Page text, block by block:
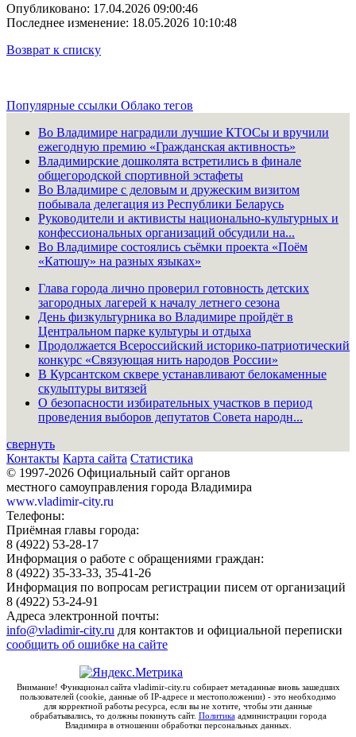
Опубликовано: 17.04.2026 09:00:46
Последнее изменение: 18.05.2026 10:10:48
Возврат к списку
Популярные ссылки Облако тегов
Во Владимире наградили лучшие КТОСы и вручили
ежегодную премию «Гражданская активность»
Владимирские дошколята встретились в финале
общегородской спортивной эстафеты
Во Владимире с деловым и дружеским визитом
побывала делегация из Республики Беларусь
Руководители и активисты национально-культурных и
конфессиональных организаций обсудили на...
Во Владимире состоялись съёмки проекта «Поём
«Катюшу» на разных языках»
Глава города лично проверил готовность детских
загородных лагерей к началу летнего сезона
День физкультурника во Владимире пройдёт в
Центральном парке культуры и отдыха
Продолжается Всероссийский историко-патриотический
конкурс «Связующая нить народов России»
В Курсантском сквере устанавливают белокаменные
скульптуры витязей
О безопасности избирательных участков в период
проведения выборов депутатов Совета народн...
свернуть
Контакты Карта сайта Статистика
© 1997-2026 Официальный сайт органов
местного самоуправления города Владимира
www.vladimir-city.ru
Телефоны:
Приёмная главы города:
8 (4922) 53-28-17
Информация о работе с обращениями граждан:
8 (4922) 35-33-33, 35-41-26
Информация по вопросам регистрации писем от организаций
8 (4922) 53-24-91
Адреса электронной почты:
info@vladimir-city.ru для контактов и официальной переписки
сообщить об ошибке на сайте
Внимание! Функционал сайта vladimir-city.ru собирает метаданные вновь зашедших
пользователей (cookie, данные об IP-адресе и местоположении) - это необходимо
для корректной работы ресурса, если вы не хотите, чтобы эти данные
обрабатывались, то должны покинуть сайт. Политикаадминистрации города
Владимира в отношении обработки персональных данных.